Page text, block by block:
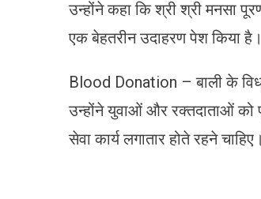
उन्होंने कहा कि श्री श्री मनसा
एक बेहतरीन उदाहरण पेश किया है। ​
Blood Donation – बाली के
उन्होंने युवाओं और रक्तदाताओं को
सेवा कार्य लगातार होते रहने चाहिए।